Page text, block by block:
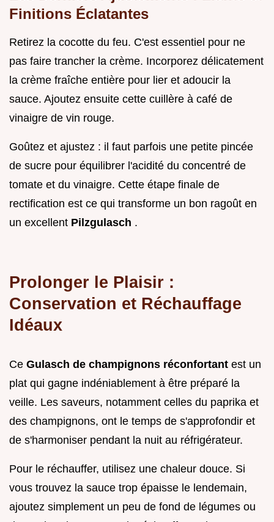
Finitions Éclatantes
Retirez la cocotte du feu. C'est essentiel pour ne
pas faire trancher la crème. Incorporez délicatement
la crème fraîche entière pour lier et adoucir la
sauce. Ajoutez ensuite cette cuillère à café de
vinaigre de vin rouge.
Goûtez et ajustez : il faut parfois une petite pincée
de sucre pour équilibrer l'acidité du concentré de
tomate et du vinaigre. Cette étape finale de
rectification est ce qui transforme un bon ragoût en
un excellent Pilzgulasch .
Prolonger le Plaisir :
Conservation et Réchauffage
Idéaux
Ce Gulasch de champignons réconfortant est un
plat qui gagne indéniablement à être préparé la
veille. Les saveurs, notamment celles du paprika et
des champignons, ont le temps de s'approfondir et
de s'harmoniser pendant la nuit au réfrigérateur.
Pour le réchauffer, utilisez une chaleur douce. Si
vous trouvez la sauce trop épaisse le lendemain,
ajoutez simplement un peu de fond de légumes ou